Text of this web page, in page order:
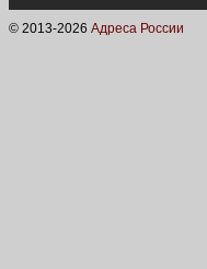
© 2013-2026 Адреса России